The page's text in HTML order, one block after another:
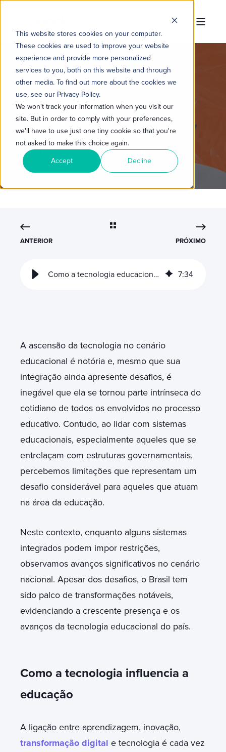
This website stores cookies on your computer.
These cookies are used to improve your website
experience and provide more personalized
services to you, both on this website and through
other media. To find out more about the cookies we
use, see our Privacy Policy.
We won't track your information when you visit our
site. But in order to comply with your preferences,
we'll have to use just one tiny cookie so that you're
not asked to make this choice again.
Accept Decline
5 MIN READ
COMO A TECNOLOGIA
EDUCACIONAL FORTALECE
INSTITUIÇÕES DE ENSINO
ANTERIOR PRÓXIMO
Como a tecnologia educacional fortalece instituições de ensino 7:34
A ascensão da tecnologia no cenário
educacional é notória e, mesmo que sua
integração ainda apresente desafios, é
inegável que ela se tornou parte intrínseca do
cotidiano de todos os envolvidos no processo
educativo. Contudo, ao lidar com sistemas
educacionais, especialmente aqueles que se
entrelaçam com estruturas governamentais,
percebemos limitações que representam um
desafio considerável para aqueles que atuam
na área da educação.
Neste contexto, enquanto alguns sistemas
integrados podem impor restrições,
observamos avanços significativos no cenário
nacional. Apesar dos desafios, o Brasil tem
sido palco de transformações notáveis,
evidenciando a crescente presença e os
avanços da tecnologia educacional do país.
Como a tecnologia influencia a
educação
A ligação entre aprendizagem, inovação,
transformação digital e tecnologia é cada vez